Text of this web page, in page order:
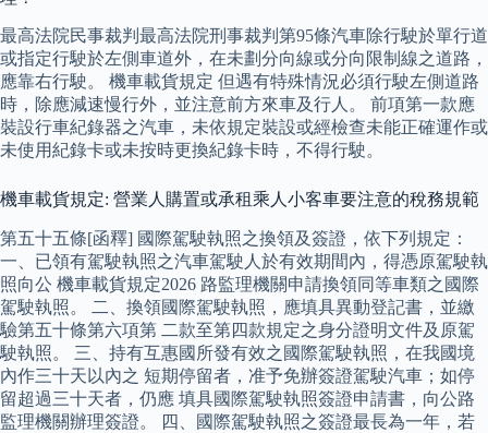
最高法院民事裁判最高法院刑事裁判第95條汽車除行駛於單行道
或指定行駛於左側車道外，在未劃分向線或分向限制線之道路，
應靠右行駛。 機車載貨規定 但遇有特殊情況必須行駛左側道路
時，除應減速慢行外，並注意前方來車及行人。 前項第一款應
裝設行車紀錄器之汽車，未依規定裝設或經檢查未能正確運作或
未使用紀錄卡或未按時更換紀錄卡時，不得行駛。
機車載貨規定: 營業人購置或承租乘人小客車要注意的稅務規範
第五十五條[函釋] 國際駕駛執照之換領及簽證，依下列規定：
一、已領有駕駛執照之汽車駕駛人於有效期間內，得憑原駕駛執
照向公 機車載貨規定2026 路監理機關申請換領同等車類之國際
駕駛執照。 二、換領國際駕駛執照，應填具異動登記書，並繳
驗第五十條第六項第 二款至第四款規定之身分證明文件及原駕
駛執照。 三、持有互惠國所發有效之國際駕駛執照，在我國境
內作三十天以內之 短期停留者，准予免辦簽證駕駛汽車；如停
留超過三十天者，仍應 填具國際駕駛執照簽證申請書，向公路
監理機關辦理簽證。 四、國際駕駛執照之簽證最長為一年，若